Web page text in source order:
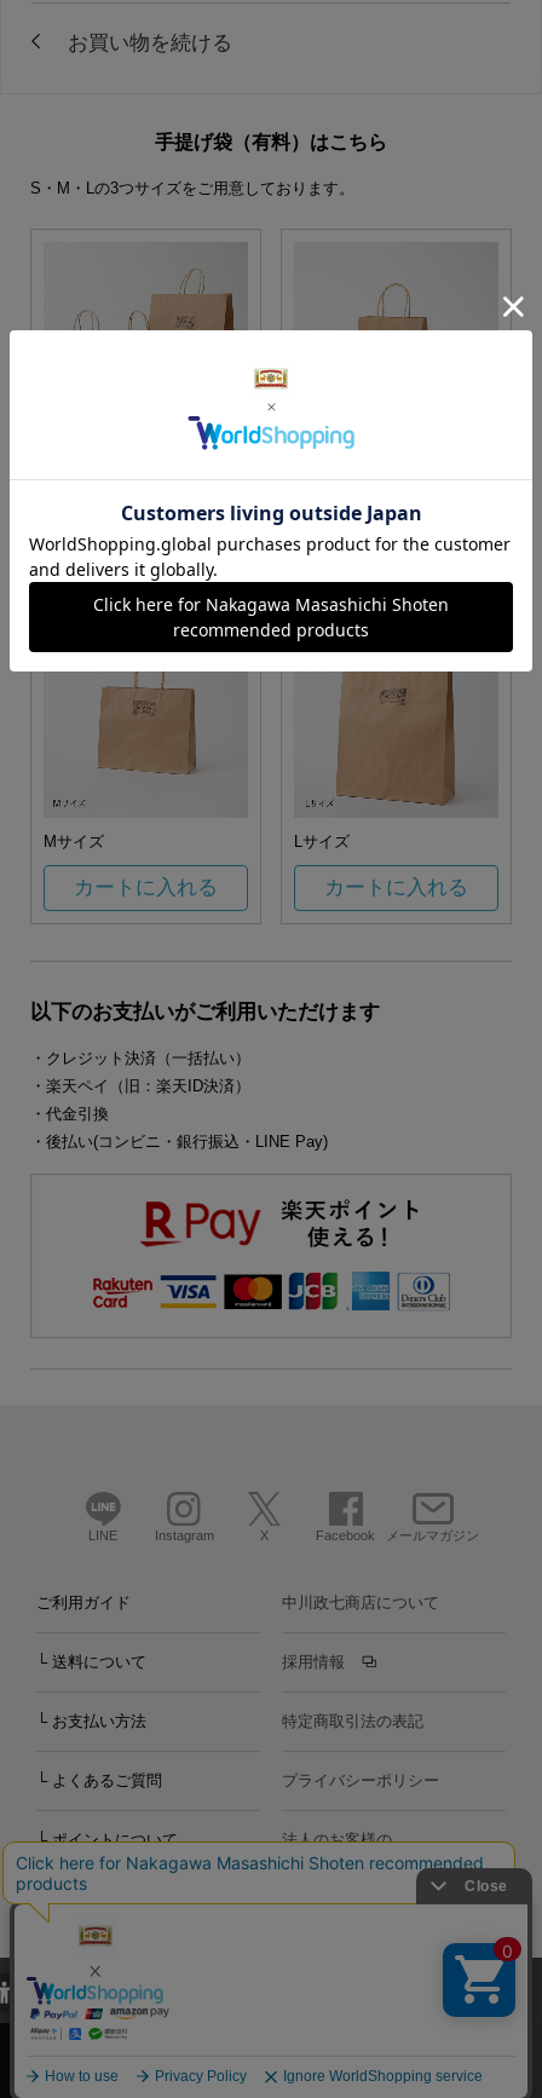
手提げ袋（有料）はこちら
S・M・Lの3つサイズをご用意しております。
カートに入れる カートに入れる
Mサイズ
カートに入れる
Lサイズ
カートに入れる
以下のお支払いがご利用いただけます
・クレジット決済（一括払い）
・楽天ペイ（旧：楽天ID決済）
・代金引換
・後払い(コンビニ・銀行振込・LINE Pay)
LINE Instagram X Facebook メールマガジン
ご利用ガイド
└ 送料について
└ お支払い方法
└ よくあるご質問
└ ポイントについて
お問い合わせ
中川政七商店について
採用情報
特定商取引法の表記
プライバシーポリシー
法人のお客様の
お問い合わせ
Copyright©2000-2026
Nakagawa Masashichi Shoten All Rights Reserved.
当サイトでは、当サイト内における閲覧履歴・属性情報などの取得およ
び利便性向上のためにクッキー（Cookie）を使用いたします。詳細に
関しては「プライバシーポリシー
承諾する